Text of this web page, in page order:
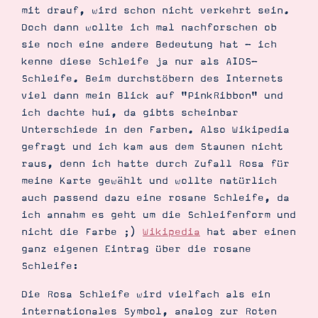
mit drauf, wird schon nicht verkehrt sein.
Doch dann wollte ich mal nachforschen ob
sie noch eine andere Bedeutung hat - ich
kenne diese Schleife ja nur als AIDS-
Schleife. Beim durchstöbern des Internets
viel dann mein Blick auf "PinkRibbon" und
ich dachte hui, da gibts scheinbar
Unterschiede in den Farben. Also Wikipedia
gefragt und ich kam aus dem Staunen nicht
raus, denn ich hatte durch Zufall Rosa für
meine Karte gewählt und wollte natürlich
auch passend dazu eine rosane Schleife, da
ich annahm es geht um die Schleifenform und
nicht die Farbe ;) Wikipedia hat aber einen
ganz eigenen Eintrag über die rosane
Schleife:
Die Rosa Schleife wird vielfach als ein
internationales Symbol, analog zur Roten